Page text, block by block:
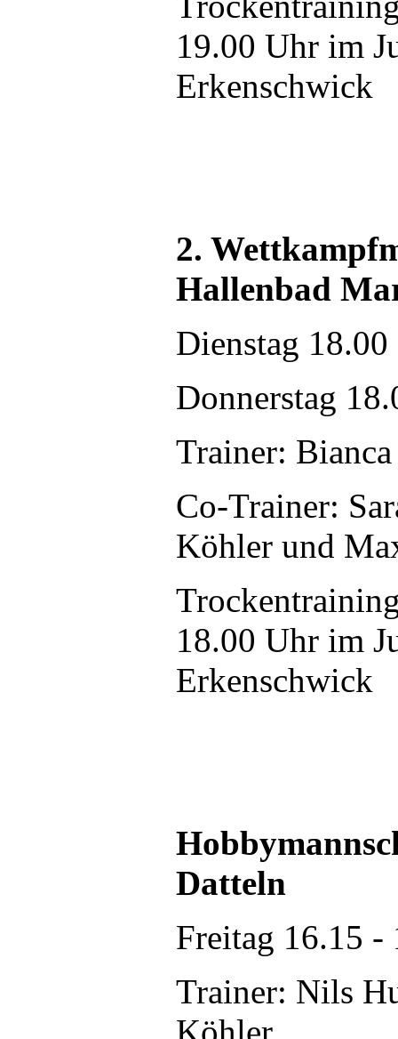
19.00 Uhr im
Erkenschwick
2.
Hallenbad
Dienstag
Donnerstag
Trainer:
Co-Trainer:
Köhler und
18.00 Uhr im
Erkenschwick
Datteln
Freitag 16.15 -
Trainer: Nils